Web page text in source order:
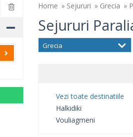
Home Sejururi Grecia
Sejururi
Grecia
Vezi toate destinatiile
Halkidiki
Vouliagmeni